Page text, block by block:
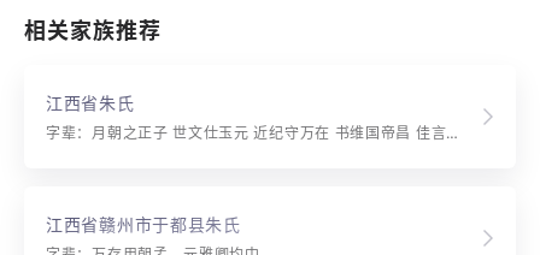
相关家族推荐
江西省朱氏
字辈：月朝之正子 世文仕玉元 近纪守万在 书维国帝昌 佳言宗志永 金贵远传方
江西省赣州市于都县朱氏